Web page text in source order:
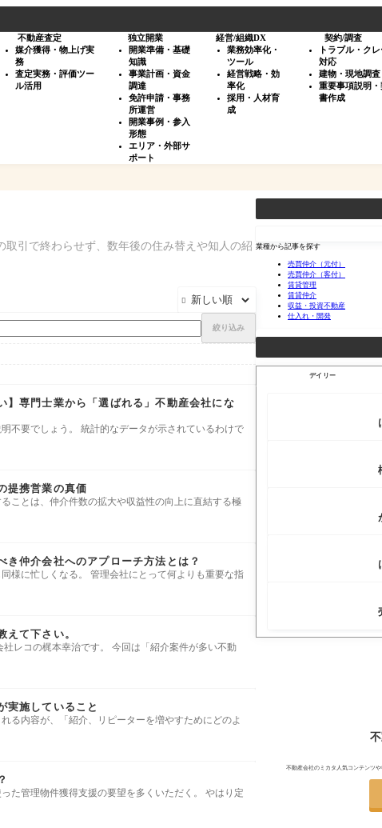
不動産査定
媒介獲得・物上げ実
務
査定実務・評価ツー
ル活用
独立開業
開業準備・基礎
知識
事業計画・資金
調達
免許申請・事務
所運営
開業事例・参入
形態
エリア・外部サ
ポート
経営/組織DX
業務効率化・
ツール
経営戦略・効
率化
採用・人材育
成
契約/調査
トラブル・ク
対応
建物・現地調査
重要事項説明・
書作成
引で終わらせず、数年後の住み替えや知人の紹

絞り込み
】専門士業から「選ばれる」不動産会社にな
不要でしょう。 統計的なデータが示されているわけで
提携営業の真価
ことは、仲介件数の拡大や収益性の向上に直結する極
仲介会社へのアプローチ方法とは？
様に忙しくなる。 管理会社にとって何よりも重要な指
て下さい。
レコの梶本幸治です。 今回は「紹介案件が多い不動
実施していること
る内容が、「紹介、リピーターを増やすためにどのよ
た管理物件獲得支援の要望を多くいただく。 やはり定
索
業種から記事を探す
売買仲介（元付）
売買仲介（客付）
賃貸管理
賃貸仲介
収益・投資不動産
仕入れ・開発
デイリー
不動産会社のミカタ人気コンテンツ